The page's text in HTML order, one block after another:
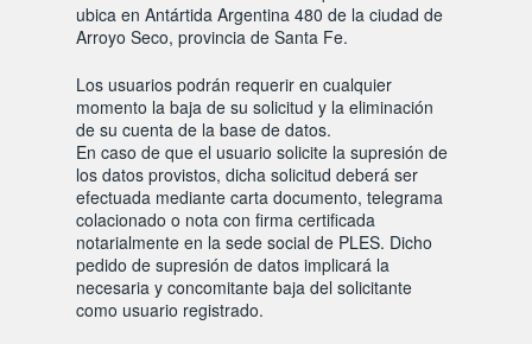
ubica en Antártida Argentina 480 de la ciudad de
Arroyo Seco, provincia de Santa Fe.
Los usuarios podrán requerir en cualquier
momento la baja de su solicitud y la eliminación
de su cuenta de la base de datos.
En caso de que el usuario solicite la supresión de
los datos provistos, dicha solicitud deberá ser
efectuada mediante carta documento, telegrama
colacionado o nota con firma certificada
notarialmente en la sede social de PLES. Dicho
pedido de supresión de datos implicará la
necesaria y concomitante baja del solicitante
como usuario registrado.